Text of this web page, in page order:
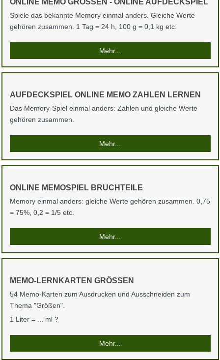
ONLINE MEMO GRÖSSEN - ONLINE AUFDECKSPIEL
Spiele das bekannte Memory einmal anders. Gleiche Werte
gehören zusammen. 1 Tag = 24 h, 100 g = 0,1 kg etc.
Mehr...
AUFDECKSPIEL ONLINE MEMO ZAHLEN LERNEN
Das Memory-Spiel einmal anders: Zahlen und gleiche Werte
gehören zusammen.
Mehr...
ONLINE MEMOSPIEL BRUCHTEILE
Memory einmal anders: gleiche Werte gehören zusammen. 0,75
= 75%, 0,2 = 1/5 etc.
Mehr...
MEMO-LERNKARTEN GRÖSSEN
54 Memo-Karten zum Ausdrucken und Ausschneiden zum
Thema "Größen".
1 Liter = ... ml ?
Mehr...